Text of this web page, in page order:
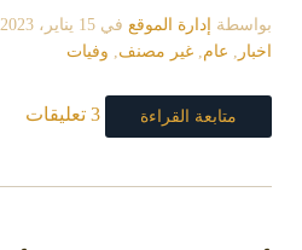
بواسطة إدارة الموقع في 15 يناير، 2023
اخبار , عام, غير مصنف, وفيات
متابعة القراءة 3 تعليقات